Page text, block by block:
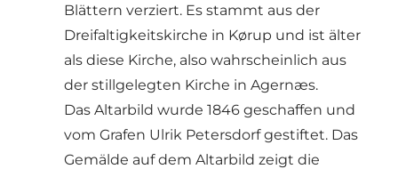
Blättern verziert. Es stammt aus der
Dreifaltigkeitskirche in Kørup und ist älter
als diese Kirche, also wahrscheinlich aus
der stillgelegten Kirche in Agernæs.
Das Altarbild wurde 1846 geschaffen und
vom Grafen Ulrik Petersdorf gestiftet. Das
Gemälde auf dem Altarbild zeigt die